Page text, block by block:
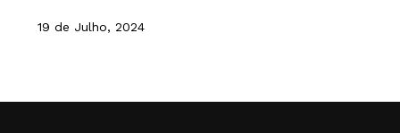
19 de Julho, 2024